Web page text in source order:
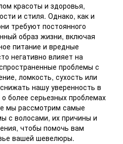
красоты и здоровья,
и стиля. Однако, как и
требуют постоянного
образ жизни, включая
питание и вредные
негативно влияет на
проблемы с
ломкость, сухость или
нашу уверенность в
более серьезных проблемах
мы рассмотрим самые
с волосами, их причины и
чтобы помочь вам
вашей шевелюры.